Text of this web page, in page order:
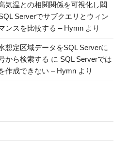
気温との相関関係を可視化し閾
Serverでサブクエリとウィン
ンスを比較する – Hymn より
想定区域データをSQL Serverに
から検索する に SQL Serverでは
作成できない – Hymn より